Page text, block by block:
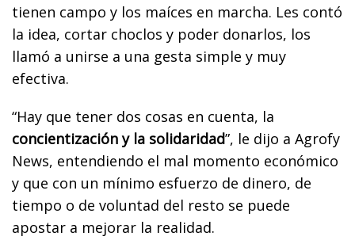
tienen campo y los maíces en marcha. Les contó
la idea, cortar choclos y poder donarlos, los
llamó a unirse a una gesta simple y muy
efectiva.
“Hay que tener dos cosas en cuenta, la
concientización y la solidaridad”, le dijo a Agrofy
News, entendiendo el mal momento económico
y que con un mínimo esfuerzo de dinero, de
tiempo o de voluntad del resto se puede
apostar a mejorar la realidad.